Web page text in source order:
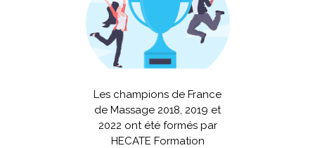
Les champions de France
de Massage 2018, 2019 et
2022 ont été formés par
HECATE Formation